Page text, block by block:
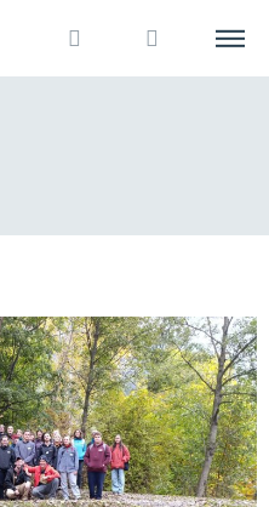
& COMUNICAZIONE